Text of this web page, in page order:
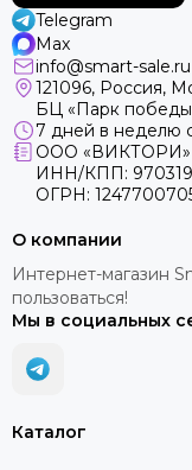
Telegram
Max
info@smart-sale.ru
121096, Россия,
БЦ «Парк
7 дней в неделю
ООО «ВИКТОРИ»
ИНН/КПП:
ОГРН:
Каталог
О компании
Интернет-магазин
пользоваться!
Мы в социальных